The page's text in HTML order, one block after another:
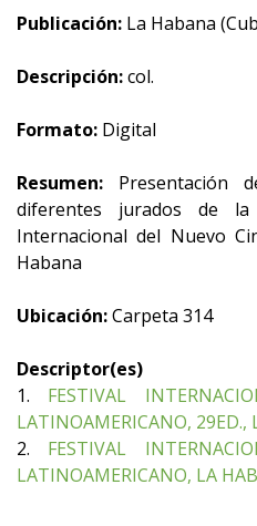
Publicación: La Habana
Descripción:col.
Formato: Digital
Resumen: Presentación
diferentes jurados de
Internacional del Nuevo
Habana
Ubicación:Carpeta 314
Descriptor(es)
1. FESTIVAL
LATINOAMERICANO, 29ED.,
2. FESTIVAL
LATINOAMERICANO, LA